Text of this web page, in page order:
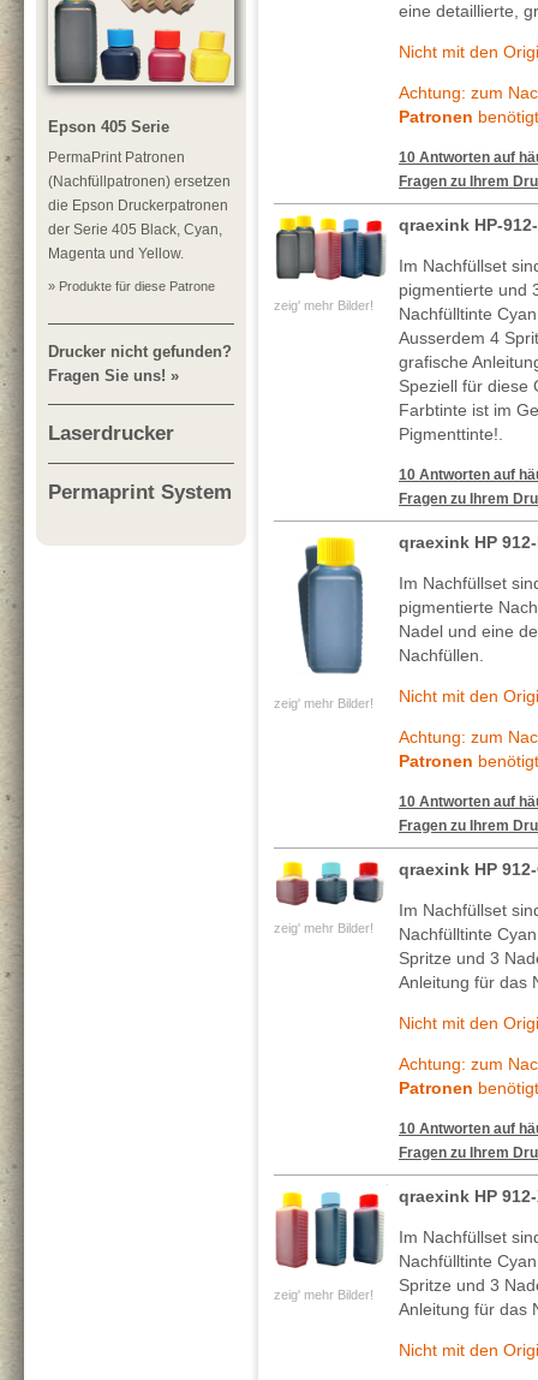
Epson 405 Serie
PermaPrint Patronen
(Nachfüllpatronen) ersetzen
die Epson Druckerpatronen
der Serie 405 Black, Cyan,
Magenta und Yellow.
» Produkte für diese Patrone
Drucker nicht gefunden?
Fragen Sie uns! »
Laserdrucker
Permaprint System
eine detaillierte,
Nicht mit den
Achtung: zum
Patronen
10 Antworten auf
Fragen zu Ihrem
zeig' mehr Bilder!
qraexink HP-
Im Nachfüllset
pigmentierte und
Nachfülltinte
Ausserdem 4
grafische
Speziell für diese
Farbtinte ist im
Pigmenttinte!.
10 Antworten auf
Fragen zu Ihrem
zeig' mehr Bilder!
qraexink HP
Im Nachfüllset
pigmentierte
Nadel und eine
Nachfüllen.
Nicht mit den
Achtung: zum
Patronen
10 Antworten auf
Fragen zu Ihrem
zeig' mehr Bilder!
qraexink HP
Im Nachfüllset
Nachfülltinte
Spritze und 3
Anleitung für das
Nicht mit den
Achtung: zum
Patronen
10 Antworten auf
Fragen zu Ihrem
zeig' mehr Bilder!
qraexink HP
Im Nachfüllset
Nachfülltinte
Spritze und 3
Anleitung für das
Nicht mit den